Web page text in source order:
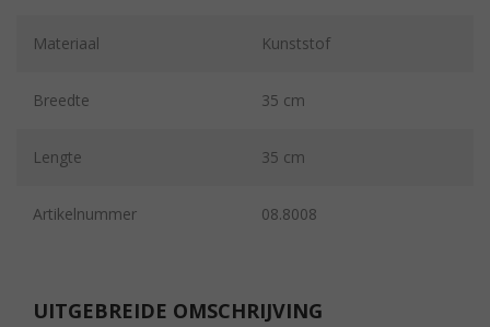
Materiaal Kunststof
Breedte 35 cm
Lengte 35 cm
Artikelnummer 08.8008
UITGEBREIDE OMSCHRIJVING